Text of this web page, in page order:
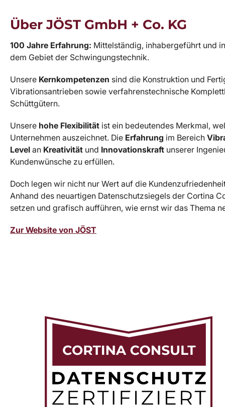
Über JÖST GmbH + Co. KG
100 Jahre Erfahrung: Mittelständig, inhabergeführt und
dem Gebiet der Schwingungstechnik.
Unsere Kernkompetenzen sind die Konstruktion und
Vibrationsantrieben sowie verfahrenstechnische
Schüttgütern.
Unsere hohe Flexibilität ist ein bedeutendes Merkmal,
Unternehmen auszeichnet. Die Erfahrung im Bereich
Level an Kreativität und Innovationskraft unserer
Kundenwünsche zu erfüllen.
Doch legen wir nicht nur Wert auf die
Anhand des neuartigen Datenschutzsiegels der Cortina
setzen und grafisch aufführen, wie ernst wir das Thema
Zur Website von JÖST